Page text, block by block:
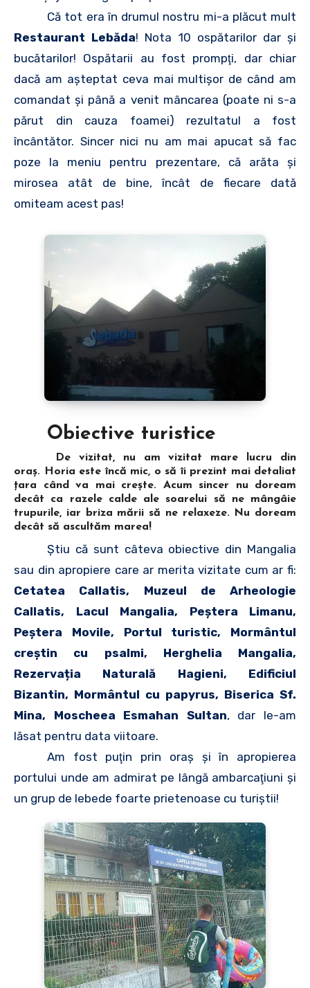
Că tot era în drumul nostru mi-a plăcut mult
Restaurant Lebăda! Nota 10 ospătarilor dar şi
bucătarilor! Ospătarii au fost prompţi, dar chiar
dacă am aşteptat ceva mai multişor de când am
comandat şi până a venit mâncarea (poate ni s-a
părut din cauza foamei) rezultatul a fost
încântător. Sincer nici nu am mai apucat să fac
poze la meniu pentru prezentare, că arăta şi
mirosea atât de bine, încât de fiecare dată
omiteam acest pas!
Obiective turistice
De vizitat, nu am vizitat mare lucru din
oraş. Horia este încă mic, o să îi prezint mai detaliat
ţara când va mai creşte. Acum sincer nu doream
decât ca razele calde ale soarelui să ne mângâie
trupurile, iar briza mării să ne relaxeze. Nu doream
decât să ascultăm marea!
Ştiu că sunt câteva obiective din Mangalia
sau din apropiere care ar merita vizitate cum ar fi:
Cetatea Callatis, Muzeul de Arheologie
Callatis, Lacul Mangalia, Peştera Limanu,
Peștera Movile, Portul turistic, Mormântul
creștin cu psalmi, Herghelia Mangalia,
Rezervația Naturală Hagieni, Edificiul
Bizantin, Mormântul cu papyrus, Biserica Sf.
Mina, Moscheea Esmahan Sultan, dar le-am
lăsat pentru data viitoare.
Am fost puţin prin oraş şi în apropierea
portului unde am admirat pe lângă ambarcaţiuni şi
un grup de lebede foarte prietenoase cu turiştii!